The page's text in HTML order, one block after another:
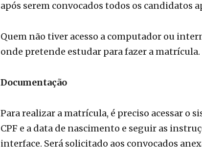
Quem não tiver acesso a computador ou
Documentação
Para realizar a matrícula, é preciso acessar o
interface. Será solicitado aos convocados
formatos PDF, JPEG ou PNG, os seguintes